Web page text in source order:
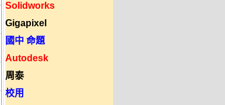
Solidworks
Gigapixel
國中 命題
Autodesk
周泰
校用